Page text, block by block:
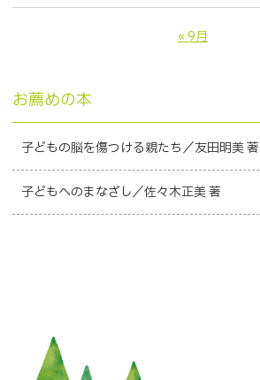
« 9月
お薦めの本
子どもの脳を傷つける親たち／友田明美 著
子どもへのまなざし／佐々木正美 著